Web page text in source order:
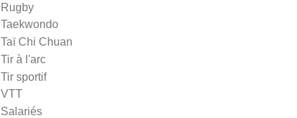
Rugby
Taekwondo
Taï Chi Chuan
Tir à l'arc
Tir sportif
VTT
Salariés